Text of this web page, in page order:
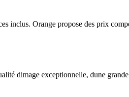
inclus. Orange propose des prix
dimage exceptionnelle, dune